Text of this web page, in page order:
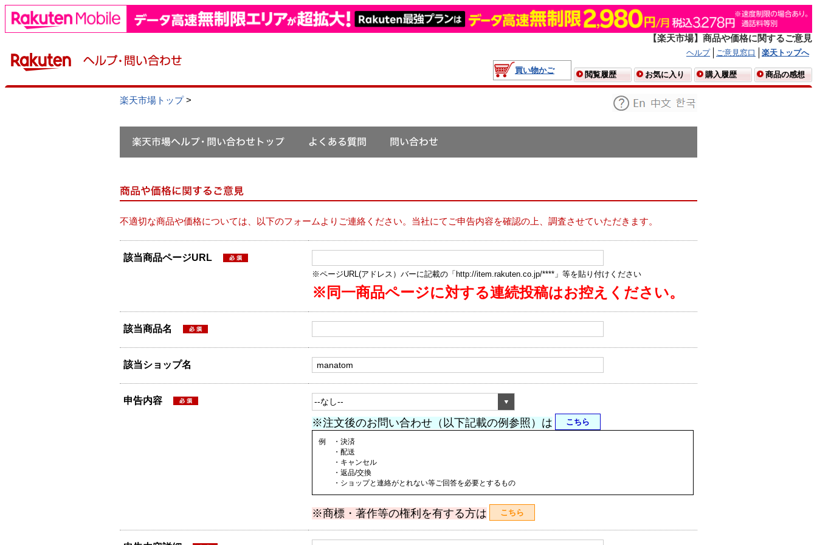
【楽天市場】商品や価格に関するご意見
ヘルプ ご意見窓口
楽天トップへ
買い物かご
閲覧履歴 お気に入り 購入履歴 商品の感想
楽天市場トップ>
不適切な商品や価格については、以下のフォームよりご連絡ください。当社にてご申告内容を確認の上、調査させていただきます。
該当商品ページURL
※ページURL(アドレス）バーに記載の「http://item.rakuten.co.jp/****」等を貼り付けください
※同一商品ページに対する連続投稿はお控えください。
該当商品名
該当ショップ名
申告内容
※注文後のお問い合わせ（以下記載の例参照）は こちら
例 ・決済
・配送
・キャンセル
・返品/交換
・ショップと連絡がとれない等ご回答を必要とするもの
※商標・著作等の権利を有する方は こちら